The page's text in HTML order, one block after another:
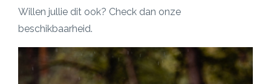
Willen jullie dit ook? Check dan onze
beschikbaarheid.